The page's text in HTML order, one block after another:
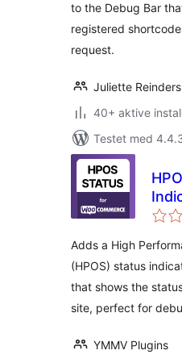
to the Debug Bar
registered
request.
Juliette
40+ aktive
Testet med
Adds a High
(HPOS) status
that shows the
site, perfect for
YMMV Plugins